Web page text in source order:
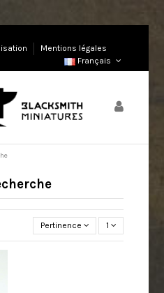
Mentions légales
Français
Pertinence 1